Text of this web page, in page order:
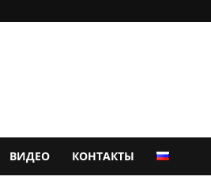
ВИДЕО КОНТАКТЫ